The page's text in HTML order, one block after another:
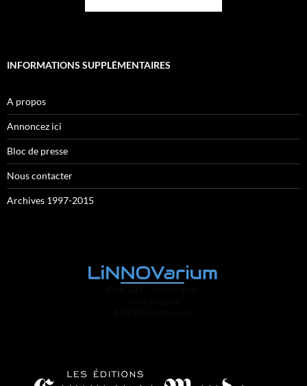
INFORMATIONS SUPPLÉMENTAIRES
A propos
Annoncez ici
Bloc de presse
Nous contacter
Archives 1997-2015